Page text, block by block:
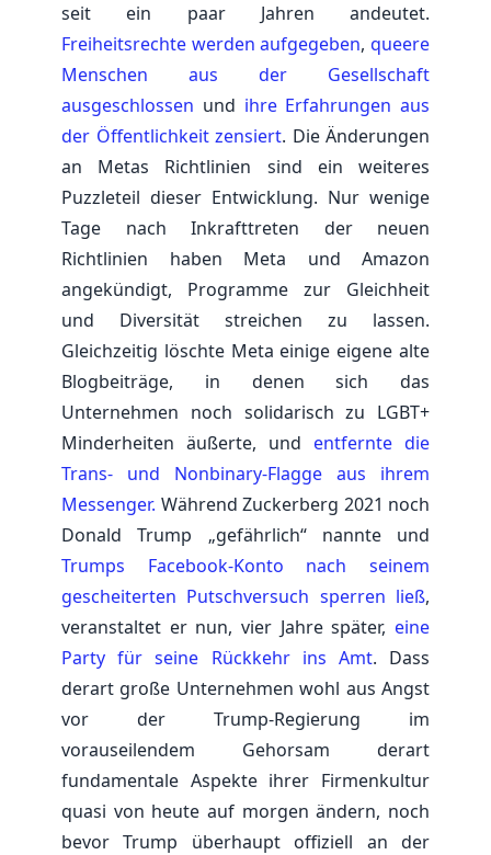
seit ein paar Jahren andeutet.
Freiheitsrechte werden aufgegeben,queere
Menschen aus der Gesellschaft
ausgeschlossen und ihre Erfahrungen aus
der Öffentlichkeit zensiert. Die Änderungen
an Metas Richtlinien sind ein weiteres
Puzzleteil dieser Entwicklung. Nur wenige
Tage nach Inkrafttreten der neuen
Richtlinien haben Meta und Amazon
angekündigt, Programme zur Gleichheit
und Diversität streichen zu lassen.
Gleichzeitig löschte Meta einige eigene alte
Blogbeiträge, in denen sich das
Unternehmen noch solidarisch zu LGBT+
Minderheiten äußerte, und entfernte die
Trans- und Nonbinary-Flagge aus ihrem
Messenger. Während Zuckerberg 2021 noch
Donald Trump „gefährlich“ nannte und
Trumps Facebook-Konto nach seinem
gescheiterten Putschversuch sperren ließ,
veranstaltet er nun, vier Jahre später, eine
Party für seine Rückkehr ins Amt. Dass
derart große Unternehmen wohl aus Angst
vor der Trump-Regierung im
vorauseilendem Gehorsam derart
fundamentale Aspekte ihrer Firmenkultur
quasi von heute auf morgen ändern, noch
bevor Trump überhaupt offiziell an der